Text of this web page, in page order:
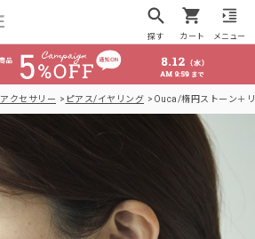
探す カート メニュー
アクセサリー ピアス/イヤリング Ouca/楕円ストーン＋